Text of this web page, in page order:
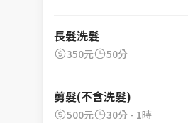
長髮洗髮
350元 50分
剪髮(不含洗髮)
500元
30分 - 1時